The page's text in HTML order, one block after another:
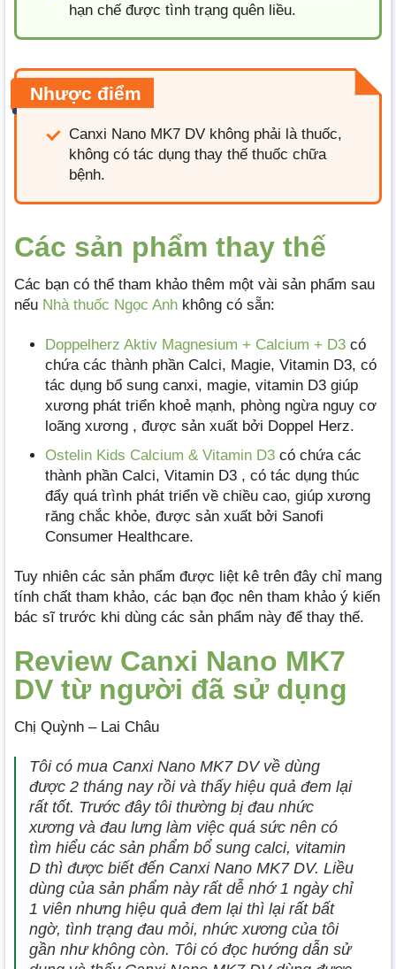
hạn chế được tình trạng quên liều.
Nhược điểm
Canxi Nano MK7 DV không phải là thuốc,
không có tác dụng thay thế thuốc chữa
bệnh.
Các sản phẩm thay thế
Các bạn có thể tham khảo thêm một vài sản phẩm sau
nếu Nhà thuốc Ngọc Anh không có sẵn:
Doppelherz Aktiv Magnesium + Calcium + D3 có
chứa các thành phần Calci, Magie, Vitamin D3, có
tác dụng bổ sung canxi, magie, vitamin D3 giúp
xương phát triển khoẻ mạnh, phòng ngừa nguy cơ
loãng xương , được sản xuất bởi Doppel Herz.
Ostelin Kids Calcium & Vitamin D3 có chứa các
thành phần Calci, Vitamin D3 , có tác dụng thúc
đẩy quá trình phát triển về chiều cao, giúp xương
răng chắc khỏe, được sản xuất bởi Sanofi
Consumer Healthcare.
Tuy nhiên các sản phẩm được liệt kê trên đây chỉ mang
tính chất tham khảo, các bạn đọc nên tham khảo ý kiến
bác sĩ trước khi dùng các sản phẩm này để thay thế.
Review Canxi Nano MK7
DV từ người đã sử dụng
Chị Quỳnh – Lai Châu
Tôi có mua Canxi Nano MK7 DV về dùng
được 2 tháng nay rồi và thấy hiệu quả đem lại
rất tốt. Trước đây tôi thường bị đau nhức
xương và đau lưng làm việc quá sức nên có
tìm hiểu các sản phẩm bổ sung calci, vitamin
D thì được biết đến Canxi Nano MK7 DV. Liều
dùng của sản phẩm này rất dễ nhớ 1 ngày chỉ
1 viên nhưng hiệu quả đem lại thì lại rất bất
ngờ, tình trạng đau mỏi, nhức xương của tôi
gần như không còn. Tôi có đọc hướng dẫn sử